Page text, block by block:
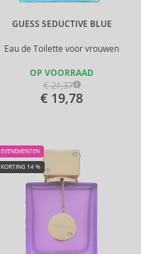
GUESS SEDUCTIVE BLUE
Eau de Toilette voor vrouwen
OP VOORRAAD
€ 21,37
€ 19,78
EVENEMENTEN
KORTING 14 %